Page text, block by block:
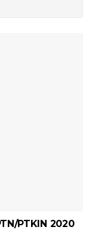
PTKIN 2020